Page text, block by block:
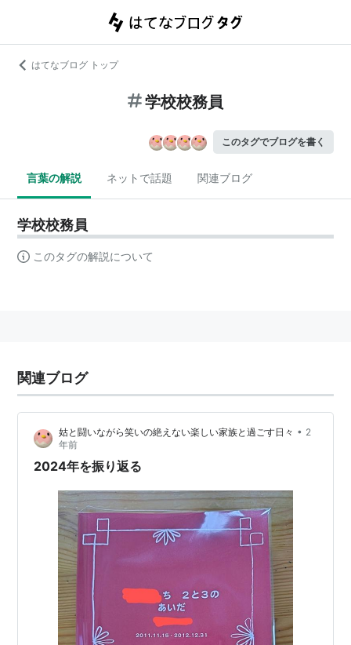
はてなブログ トップ
学校校務員
このタグでブログを書く
言葉の解説 ネットで話題 関連ブログ
学校校務員
このタグの解説について
関連ブログ
姑と闘いながら笑いの絶えない楽しい家族と過ごす日々 • 2
年前
2024年を振り返る